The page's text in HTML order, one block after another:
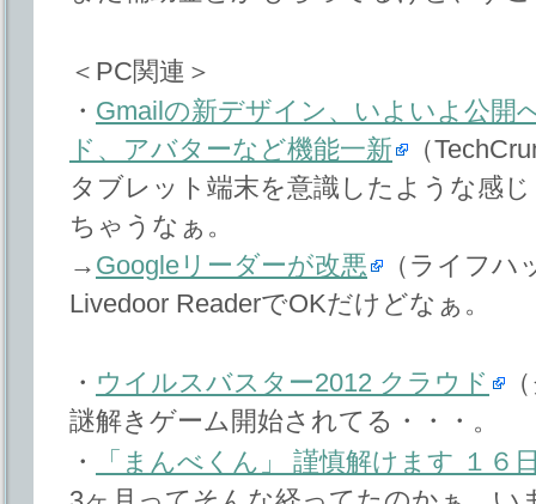
＜PC関連＞
・ Gmailの新デザイン、いよいよ公
ド、アバターなど機能一新
（
タブレット端末を意識したような感
ちゃうなぁ。
→ Googleリーダーが改悪
（ライフ
Livedoor ReaderでOKだけどなぁ。
・ ウイルスバスター2012 クラウド
謎解きゲーム開始されてる・・・。
・
「まんべくん」 謹慎解けます １６